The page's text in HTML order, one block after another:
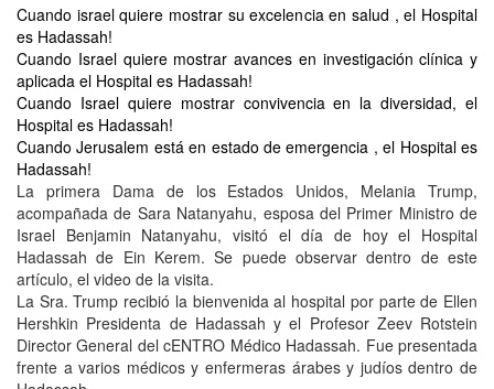
Cuando israel quiere mostrar su excelencia en salud , el Hospital
es Hadassah!
Cuando Israel quiere mostrar avances en investigación clínica y
aplicada el Hospital es Hadassah!
Cuando Israel quiere mostrar convivencia en la diversidad, el
Hospital es Hadassah!
Cuando Jerusalem está en estado de emergencia , el Hospital es
Hadassah!
La primera Dama de los Estados Unidos, Melania Trump,
acompañada de Sara Natanyahu, esposa del Primer Ministro de
Israel Benjamin Natanyahu, visitó el día de hoy el Hospital
Hadassah de Ein Kerem. Se puede observar dentro de este
artículo, el video de la visita.
La Sra. Trump recibió la bienvenida al hospital por parte de Ellen
Hershkin Presidenta de Hadassah y el Profesor Zeev Rotstein
Director General del cENTRO Médico Hadassah. Fue presentada
frente a varios médicos y enfermeras árabes y judíos dentro de